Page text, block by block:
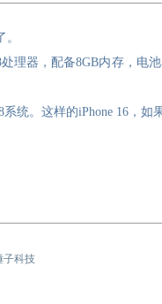
理器，配备8GB内存，电
统。这样的iPhone 16，如
子科技